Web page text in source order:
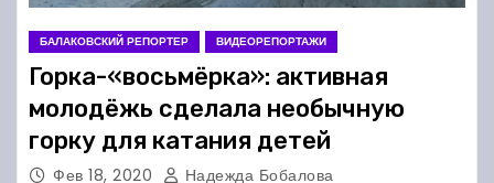
БАЛАКОВСКИЙ РЕПОРТЕР ВИДЕОРЕПОРТАЖИ
Горка-«восьмёрка»: активная
молодёжь сделала необычную
горку для катания детей
Фев 18, 2020 Надежда Бобалова